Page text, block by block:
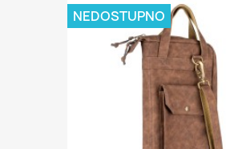
NEDOSTUPNO